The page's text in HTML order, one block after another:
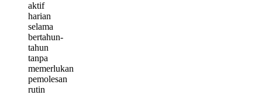
aktif
harian
selama
bertahun-
tahun
tanpa
memerlukan
pemolesan
rutin